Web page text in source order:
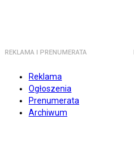
REKLAMA I PRENUMERATA
Reklama
Ogłoszenia
Prenumerata
Archiwum